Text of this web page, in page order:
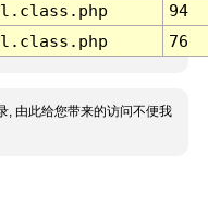
94
76
, 由此给您带来的访问不便我